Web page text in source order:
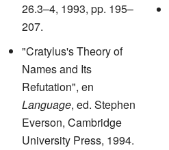
26.3–4, 1993, pp. 195–
207.
"Cratylus's Theory of
Names and Its
Refutation", en
Language, ed. Stephen
Everson, Cambridge
University Press, 1994.